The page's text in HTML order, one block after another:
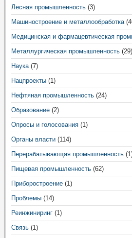
Лесная промышленность (3)
Машиностроение и металлообработка
Медицинская и фармацевтическая
Металлургическая промышленность (29)
Наука(7)
Нацпроекты (1)
Нефтяная промышленность (24)
Образование (2)
Опросы и голосования (1)
Органы власти (114)
Перерабатывающая промышленность
Пищевая промышленность (62)
Приборостроение (1)
Проблемы (14)
Реинжиниринг (1)
Связь (1)